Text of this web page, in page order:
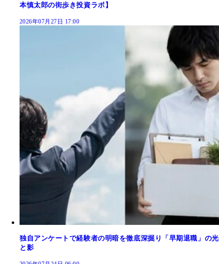
本慎太郎の街歩き投資ラボ】
2026年07月27日 17:00
独自アンケートで経験者の明暗を徹底深掘り「早期退職」の光
と影